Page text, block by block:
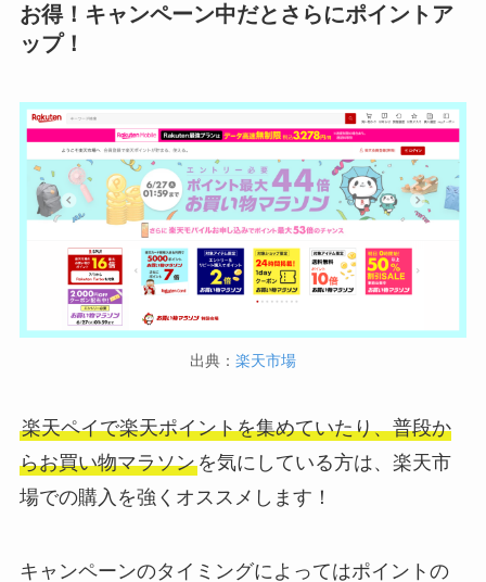
お得！キャンペーン中だとさらにポイントア
ップ！
出典： 楽天市場
楽天ペイで楽天ポイントを集めていたり、普段か
らお買い物マラソンを気にしている方は、楽天市
場での購入を強くオススメします！
キャンペーンのタイミングによってはポイントの